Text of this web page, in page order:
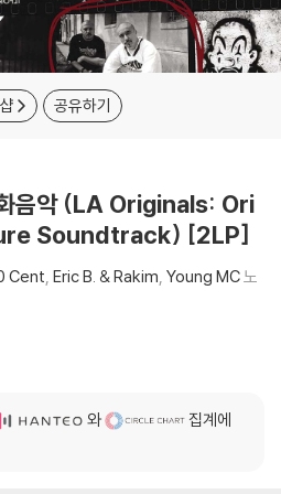
공유하기
음악 (LA Originals: Ori
Soundtrack) [2LP]
Cent Eric B. & Rakim Young MC노
와
집계에